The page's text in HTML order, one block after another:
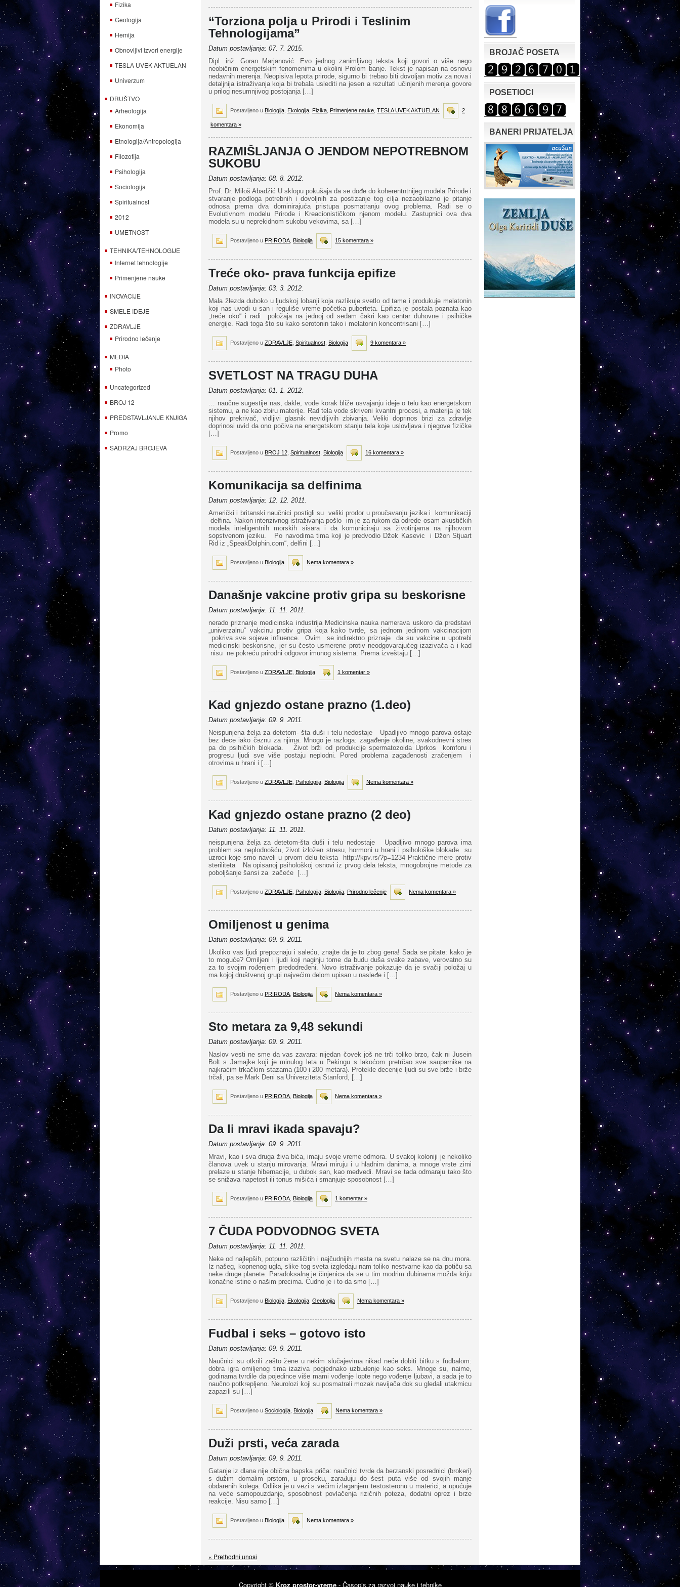
Fizika
Geologija
Hemija
Obnovljivi izvori energije
TESLA UVEK AKTUELAN
Univerzum
DRUŠTVO
Arheologija
Ekonomija
Etnologija/Antropologija
Filozofija
Psihologija
Sociologija
Spiritualnost
2012
UMETNOST
TEHNIKA/TEHNOLOGIJE
Internet tehnologije
Primenjene nauke
INOVACIJE
SMELE IDEJE
ZDRAVLJE
Prirodno lečenje
MEDIA
Photo
Uncategorized
BROJ 12
PREDSTAVLJANJE KNJIGA
Promo
SADRŽAJ BROJEVA
“Torziona polja u Prirodi i Teslinim
Tehnologijama”
Datum postavljanja: 07. 7. 2015.
Dipl. inž. Goran Marjanović: Evo jednog zanimljivog teksta koji govori o više nego
neobičnim energetskim fenomenima u okolini Prolom banje. Tekst je napisan na osnovu
nedavnih merenja. Neopisiva lepota prirode, sigurno bi trebao biti dovoljan motiv za nova i
detaljnija istraživanja koja bi trebala uslediti na jesen a rezultati učinjenih merenja govore
u prilog nesumnjivog postojanja […]
Postavljeno u Biologija Ekologija Fizika Primenjene nauke TESLA UVEK AKTUELAN 2
komentara »
RAZMIŠLJANJA O JENDOM NEPOTREBNOM
SUKOBU
Datum postavljanja: 08. 8. 2012.
Prof. Dr. Miloš Abadžić U sklopu pokušaja da se dođe do koherentntnijeg modela Prirode i
stvaranje podloga potrebnih i dovoljnih za postizanje tog cilja nezaobilazno je pitanje
odnosa prema dva dominirajuća pristupa posmatranju ovog problema. Radi se o
Evolutivnom modelu Prirode i Kreacionističkom njenom modelu. Zastupnici ova dva
modela su u neprekidnom sukobu vekovima, sa […]
Postavljeno u PRIRODA Biologija 15 komentara »
Treće oko- prava funkcija epifize
Datum postavljanja: 03. 3. 2012.
Mala žlezda duboko u ljudskoj lobanji koja razlikuje svetlo od tame i produkuje melatonin
koji nas uvodi u san i reguliše vreme početka puberteta. Epifiza je postala poznata kao
„treće oko“ i radi položaja na jednoj od sedam čakri kao centar duhovne i psihičke
energije. Radi toga što su kako serotonin tako i melatonin koncentrisani […]
Postavljeno u ZDRAVLJE Spiritualnost Biologija 9 komentara »
SVETLOST NA TRAGU DUHA
Datum postavljanja: 01. 1. 2012.
… naučne sugestije nas, dakle, vode korak bliže usvajanju ideje o telu kao energetskom
sistemu, a ne kao zbiru materije. Rad tela vode skriveni kvantni procesi, a materija je tek
njihov prekrivač, vidljivi glasnik nevidljivih zbivanja. Veliki doprinos brizi za zdravlje
doprinosi uvid da ono počiva na energetskom stanju tela koje uslovljava i njegove fizičke
[…]
Postavljeno u BROJ 12 Spiritualnost Biologija 16 komentara »
Komunikacija sa delfinima
Datum postavljanja: 12. 12. 2011.
Američki i britanski naučnici postigli su veliki prodor u proučavanju jezika i komunikaciji
delfina. Nakon intenzivnog istraživanja pošlo im je za rukom da odrede osam akustičkih
modela inteligentnih morskih sisara i da komuniciraju sa životinjama na njihovom
sopstvenom jeziku. Po navodima tima koji je predvodio Džek Kasevic i Džon Stjuart
Rid iz „SpeakDolphin.com“, delfini […]
Postavljeno u Biologija Nema komentara »
Današnje vakcine protiv gripa su beskorisne
Datum postavljanja: 11. 11. 2011.
nerado priznanje medicinska industrija Medicinska nauka namerava uskoro da predstavi
„univerzalnu“ vakcinu protiv gripa koja kako tvrde, sa jednom jedinom vakcinacijom
pokriva sve sojeve influence. Ovim se indirektno priznaje da su vakcine u upotrebi
medicinski beskorisne, jer su često usmerene protiv neodgovarajućeg izazivača a i kad
nisu ne pokreću prirodni odgovor imunog sistema. Prema izveštaju […]
Postavljeno u ZDRAVLJE Biologija 1 komentar »
Kad gnjezdo ostane prazno (1.deo)
Datum postavljanja: 09. 9. 2011.
Neispunjena želja za detetom- šta duši i telu nedostaje Upadljivo mnogo parova ostaje
bez dece iako čeznu za njima. Mnogo je razloga: zagađenje okoline, svakodnevni stres
pa do psihičkih blokada. Život brži od produkcije spermatozoida Uprkos komforu i
progresu ljudi sve više postaju neplodni. Pored problema zagađenosti zračenjem i
otrovima u hrani i […]
Postavljeno u ZDRAVLJE Psihologija Biologija Nema komentara »
Kad gnjezdo ostane prazno (2 deo)
Datum postavljanja: 11. 11. 2011.
neispunjena želja za detetom-šta duši i telu nedostaje Upadljivo mnogo parova ima
problem sa neplodnošću, život izložen stresu, hormoni u hrani i psihološke blokade su
uzroci koje smo naveli u prvom delu teksta http://kpv.rs/?p=1234 Praktične mere protiv
steriliteta Na opisanoj psihološkoj osnovi iz prvog dela teksta, mnogobrojne metode za
poboljšanje šansi za začeće […]
Postavljeno u ZDRAVLJE Psihologija Biologija Prirodno lečenje Nema komentara »
Omiljenost u genima
Datum postavljanja: 09. 9. 2011.
Ukoliko vas ljudi prepoznaju i saleću, znajte da je to zbog gena! Sada se pitate: kako je
to moguće? Omiljeni i ljudi koji naginju tome da budu duša svake zabave, verovatno su
za to svojim rođenjem predodređeni. Novo istraživanje pokazuje da je svačiji položaj u
ma kojoj društvenoj grupi najvećim delom upisan u nasleđe i […]
Postavljeno u PRIRODA Biologija Nema komentara »
Sto metara za 9,48 sekundi
Datum postavljanja: 09. 9. 2011.
Naslov vesti ne sme da vas zavara: nijedan čovek još ne trči toliko brzo, čak ni Jusein
Bolt s Jamajke koji je minulog leta u Pekingu s lakoćom pretrčao sve sauparnike na
najkraćim trkačkim stazama (100 i 200 metara). Protekle decenije ljudi su sve brže i brže
trčali, pa se Mark Deni sa Univerziteta Stanford, […]
Postavljeno u PRIRODA Biologija Nema komentara »
Da li mravi ikada spavaju?
Datum postavljanja: 09. 9. 2011.
Mravi, kao i sva druga živa bića, imaju svoje vreme odmora. U svakoj koloniji je nekoliko
članova uvek u stanju mirovanja. Mravi miruju i u hladnim danima, a mnoge vrste zimi
prelaze u stanje hibernacije, u dubok san, kao medvedi. Mravi se tada odmaraju tako što
se snižava napetost ili tonus mišića i smanjuje sposobnost […]
Postavljeno u PRIRODA Biologija 1 komentar »
7 ČUDA PODVODNOG SVETA
Datum postavljanja: 11. 11. 2011.
Neke od najlepših, potpuno različitih i najčudnijih mesta na svetu nalaze se na dnu mora.
Iz našeg, kopnenog ugla, slike tog sveta izgledaju nam toliko nestvarne kao da potiču sa
neke druge planete. Paradoksalna je činjenica da se u tim modrim dubinama možda kriju
konačne istine o našim precima. Čudno je i to da smo […]
Postavljeno u Biologija Ekologija Geologija Nema komentara »
Fudbal i seks – gotovo isto
Datum postavljanja: 09. 9. 2011.
Naučnici su otkrili zašto žene u nekim slučajevima nikad neće dobiti bitku s fudbalom:
dobra igra omiljenog tima izaziva pogjednako uzbuđenje kao seks. Mnoge su, naime,
godinama tvrdile da pojedince više mami vođenje lopte nego vođenje ljubavi, a sada je to
naučno potkrepljeno. Neurolozi koji su posmatrali mozak navijača dok su gledali utakmicu
zapazili su […]
Postavljeno u Sociologija Biologija Nema komentara »
Duži prsti, veća zarada
Datum postavljanja: 09. 9. 2011.
Gatanje iz dlana nije obična bapska priča: naučnici tvrde da berzanski posrednici (brokeri)
s dužim domalim prstom, u proseku, zarađuju do šest puta više od svojih manje
obdarenih kolega. Odlika je u vezi s većim izlaganjem testosteronu u materici, a upućuje
na veće samopouzdanje, sposobnost povlačenja rizičnih poteza, dodatni oprez i brze
reakcije. Nisu samo […]
Postavljeno u Biologija Nema komentara »
« Prethodni unosi
BROJAČ POSETA
POSETIOCI
BANERI PRIJATELJA
Copyright © Kroz prostor-vreme- Časopis za razvoj nauke i tehnike